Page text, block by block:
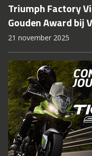
Triumph Factory
Gouden Award bij
21 november 2025